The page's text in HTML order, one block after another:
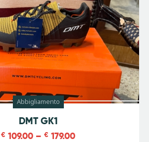
Abbigliamento
DMT GK1
€ 109.00 – € 179.00